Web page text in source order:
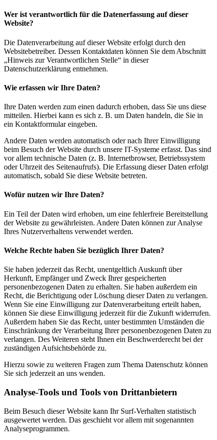
Wer ist verantwortlich für die Datenerfassung auf dieser
Website?
Die Datenverarbeitung auf dieser Website erfolgt durch den
Websitebetreiber. Dessen Kontaktdaten können Sie dem Abschnitt
„Hinweis zur Verantwortlichen Stelle“ in dieser
Datenschutzerklärung entnehmen.
Wie erfassen wir Ihre Daten?
Ihre Daten werden zum einen dadurch erhoben, dass Sie uns diese
mitteilen. Hierbei kann es sich z. B. um Daten handeln, die Sie in
ein Kontaktformular eingeben.
Andere Daten werden automatisch oder nach Ihrer Einwilligung
beim Besuch der Website durch unsere IT-Systeme erfasst. Das sind
vor allem technische Daten (z. B. Internetbrowser, Betriebssystem
oder Uhrzeit des Seitenaufrufs). Die Erfassung dieser Daten erfolgt
automatisch, sobald Sie diese Website betreten.
Wofür nutzen wir Ihre Daten?
Ein Teil der Daten wird erhoben, um eine fehlerfreie Bereitstellung
der Website zu gewährleisten. Andere Daten können zur Analyse
Ihres Nutzerverhaltens verwendet werden.
Welche Rechte haben Sie bezüglich Ihrer Daten?
Sie haben jederzeit das Recht, unentgeltlich Auskunft über
Herkunft, Empfänger und Zweck Ihrer gespeicherten
personenbezogenen Daten zu erhalten. Sie haben außerdem ein
Recht, die Berichtigung oder Löschung dieser Daten zu verlangen.
Wenn Sie eine Einwilligung zur Datenverarbeitung erteilt haben,
können Sie diese Einwilligung jederzeit für die Zukunft widerrufen.
Außerdem haben Sie das Recht, unter bestimmten Umständen die
Einschränkung der Verarbeitung Ihrer personenbezogenen Daten zu
verlangen. Des Weiteren steht Ihnen ein Beschwerderecht bei der
zuständigen Aufsichtsbehörde zu.
Hierzu sowie zu weiteren Fragen zum Thema Datenschutz können
Sie sich jederzeit an uns wenden.
Analyse-Tools und Tools von Dritt­anbietern
Beim Besuch dieser Website kann Ihr Surf-Verhalten statistisch
ausgewertet werden. Das geschieht vor allem mit sogenannten
Analyseprogrammen.